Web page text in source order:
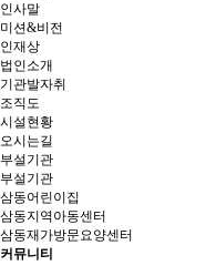
인사말
미션&비전
인재상
법인소개
기관발자취
조직도
시설현황
오시는길
부설기관
부설기관
삼동어린이집
삼동지역아동센터
삼동재가방문요양센터
커뮤니티